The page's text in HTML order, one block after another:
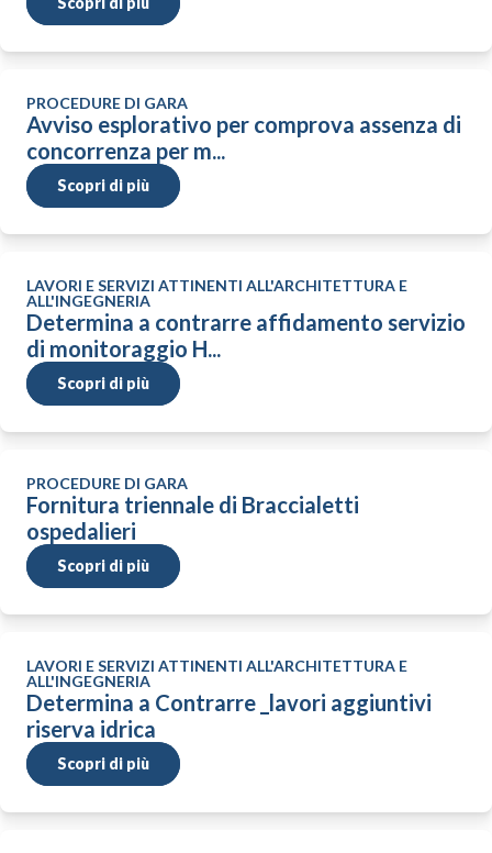
PROCEDURE DI GARA
Avviso esplorativo per comprova assenza di
concorrenza per m...
Scopri di più
LAVORI E SERVIZI ATTINENTI ALL'ARCHITETTURA E
ALL'INGEGNERIA
Determina a contrarre affidamento servizio
di monitoraggio H...
Scopri di più
PROCEDURE DI GARA
Fornitura triennale di Braccialetti
ospedalieri
Scopri di più
LAVORI E SERVIZI ATTINENTI ALL'ARCHITETTURA E
ALL'INGEGNERIA
Determina a Contrarre _lavori aggiuntivi
riserva idrica
Scopri di più